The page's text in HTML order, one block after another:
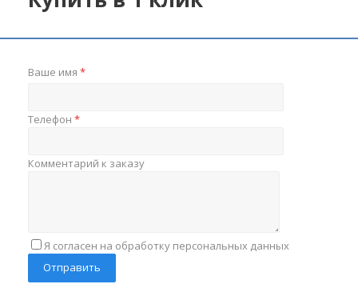
Ваше имя *
Телефон *
Комментарий к заказу
Я согласен на обработку персональных данных